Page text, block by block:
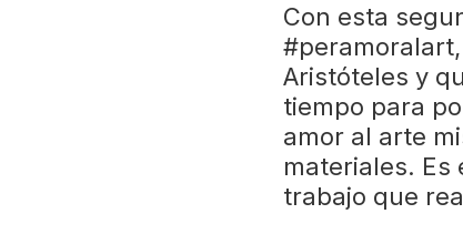
Con esta
Aristóteles y
tiempo para
amor al arte
materiales. Es
trabajo que